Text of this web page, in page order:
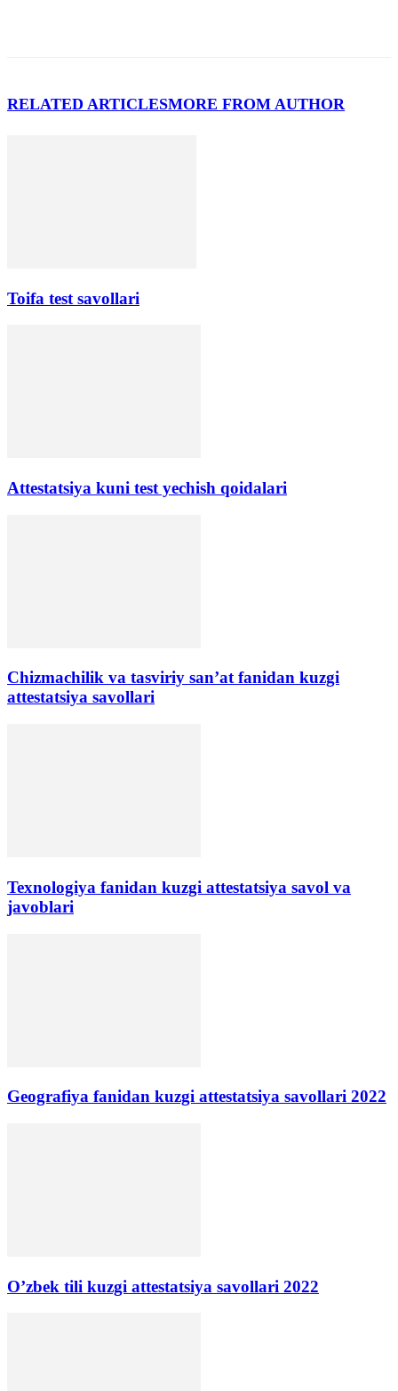
RELATED ARTICLESMORE FROM AUTHOR
Toifa test savollari
Аttestatsiya kuni test yechish qoidalari
Chizmachilik va tasviriy san’at fanidan kuzgi
attestatsiya savollari
Texnologiya fanidan kuzgi attestatsiya savol va
javoblari
Geografiya fanidan kuzgi attestatsiya savollari 2022
O’zbek tili kuzgi attestatsiya savollari 2022